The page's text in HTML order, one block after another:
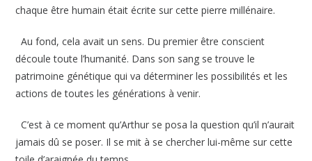
chaque être humain était écrite sur cette pierre millénaire.
Au fond, cela avait un sens. Du premier être conscient
découle toute l’humanité. Dans son sang se trouve le
patrimoine génétique qui va déterminer les possibilités et les
actions de toutes les générations à venir.
C’est à ce moment qu’Arthur se posa la question qu’il n’aurait
jamais dû se poser. Il se mit à se chercher lui-même sur cette